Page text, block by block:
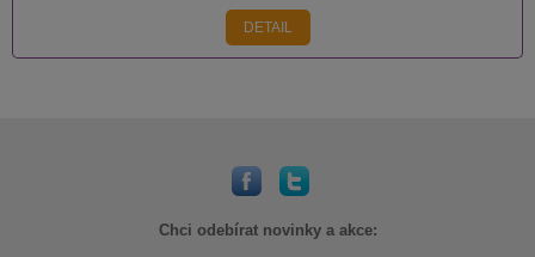
DETAIL
Chci odebírat novinky a akce: